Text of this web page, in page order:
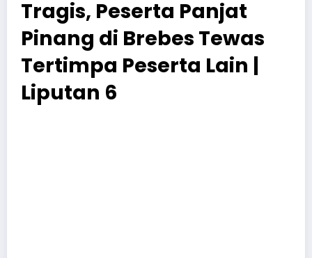
Tragis, Peserta Panjat
Pinang di Brebes Tewas
Tertimpa Peserta Lain |
Liputan 6